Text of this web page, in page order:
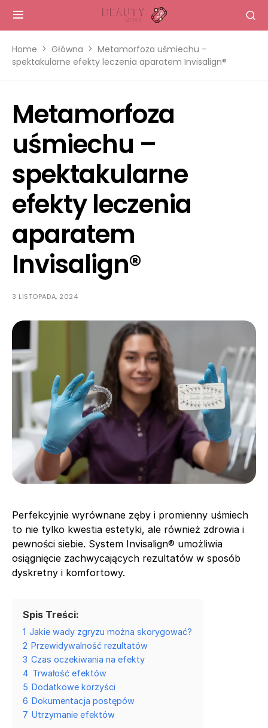
Home Główna
Metamorfoza uśmiechu –
spektakularne efekty leczenia aparatem Invisalign®
Metamorfoza
uśmiechu –
spektakularne
efekty leczenia
aparatem
Invisalign®
3 LISTOPADA, 2024
Perfekcyjnie wyrównane zęby i promienny uśmiech
to nie tylko kwestia estetyki, ale również zdrowia i
pewności siebie. System Invisalign® umożliwia
osiągnięcie zachwycających rezultatów w sposób
dyskretny i komfortowy.
Spis Treści:
1 Jakie wady zgryzu można skorygować?
2 Przewidywalność rezultatów
3 Czas oczekiwania na efekty
4 Trwałość efektów
5 Dodatkowe korzyści
6 Dokumentacja postępów
7 Utrzymanie efektów